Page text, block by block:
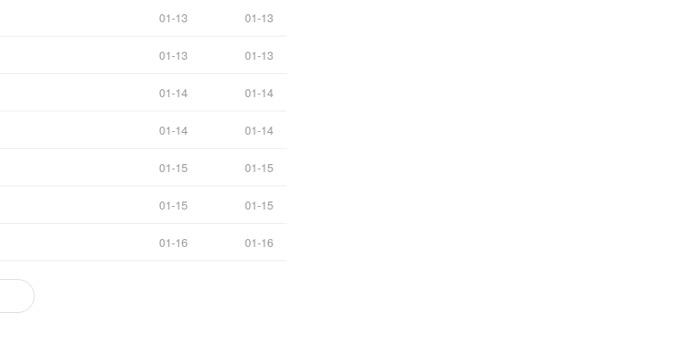
01-13 01-13
01-13 01-13
01-14 01-14
01-14 01-14
01-15 01-15
01-15 01-15
01-16 01-16